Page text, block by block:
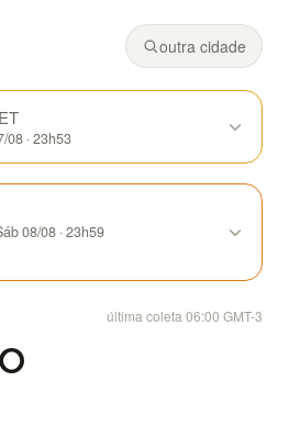
nublado, mínima de
outra cidade
08 · 23h53
08/08 · 23h59
última coleta 06:00 GMT-3